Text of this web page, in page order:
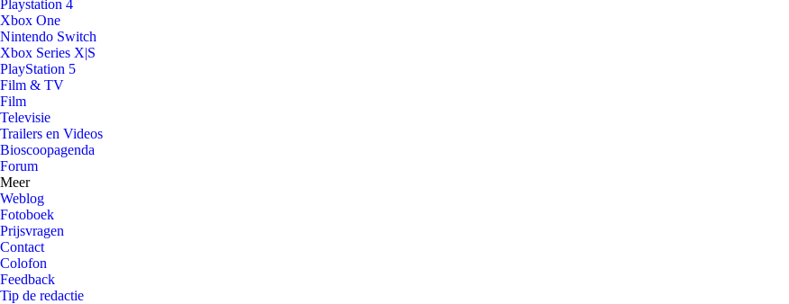
Playstation 4
Xbox One
Nintendo Switch
Xbox Series X|S
PlayStation 5
Film & TV
Film
Televisie
Trailers en Videos
Bioscoopagenda
Forum
Meer
Weblog
Fotoboek
Prijsvragen
Contact
Colofon
Feedback
Tip de redactie